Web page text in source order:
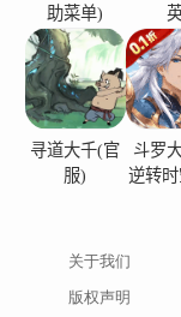
助菜单)
寻道大千(官
服)
斗罗
逆转时
关于我们
版权声明